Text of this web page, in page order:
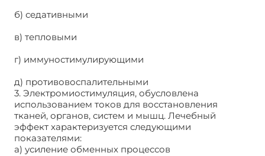
б) седативными
в) тепловыми
г) иммуностимулирующими
д) противовоспалительными
3. Электромиостимуляция, обусловлена
использованием токов для восстановления
тканей, органов, систем и мышц. Лечебный
эффект характеризуется следующими
показателями:
а) усиление обменных процессов